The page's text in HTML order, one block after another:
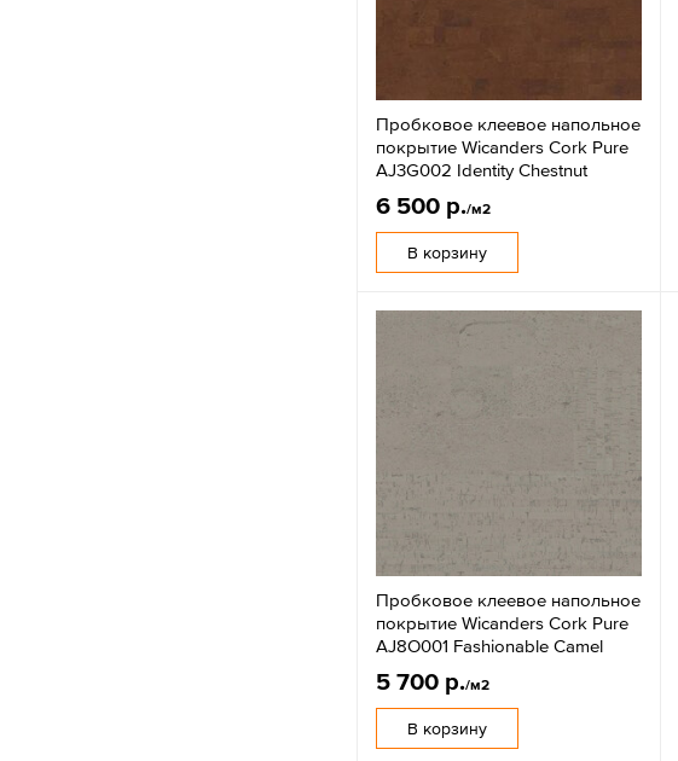
Пробковое клеевое напольное
покрытие Wicanders Cork Pure
AJ3G002 Identity Chestnut
6 500 р./м2
В корзину
Пробковое клеевое напольное
покрытие Wicanders Cork Pure
AJ8O001 Fashionable Camel
5 700 р./м2
В корзину